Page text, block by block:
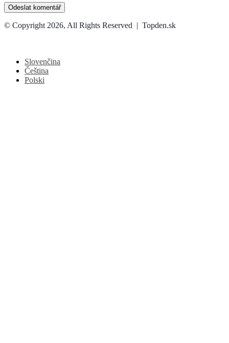
© Copyright 2026, All Rights Reserved | Topden.sk
button
Slovenčina
Čeština
Polski